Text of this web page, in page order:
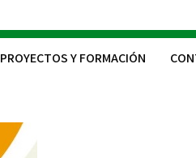
PROYECTOS Y FORMACIÓN